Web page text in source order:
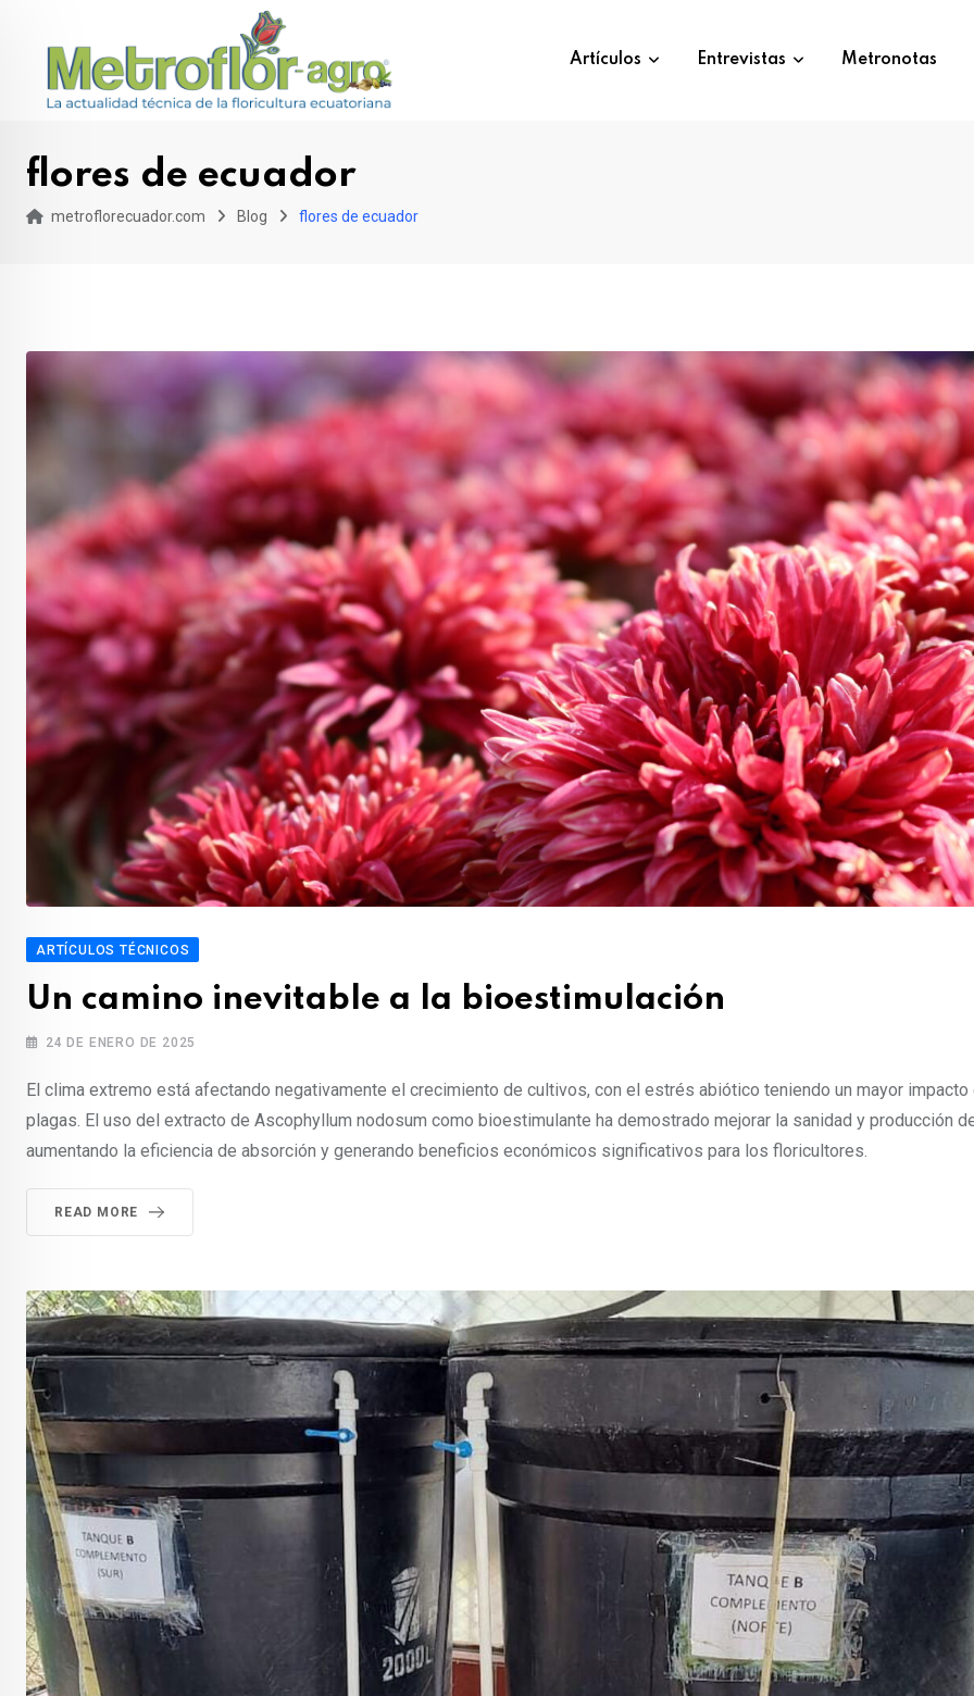
Artículos Entrevistas Metronotas
flores de ecuador
metroflorecuador.com Blog flores de ecuador
ARTÍCULOS TÉCNICOS
Un camino inevitable a la bioestimulación
24 DE ENERO DE 2025
El clima extremo está afectando negativamente el crecimiento de cultivos, con el estrés abiótico teniendo un mayor impacto
plagas. El uso del extracto de Ascophyllum nodosum como bioestimulante ha demostrado mejorar la sanidad y producción
aumentando la eficiencia de absorción y generando beneficios económicos significativos para los floricultores.
READ MORE